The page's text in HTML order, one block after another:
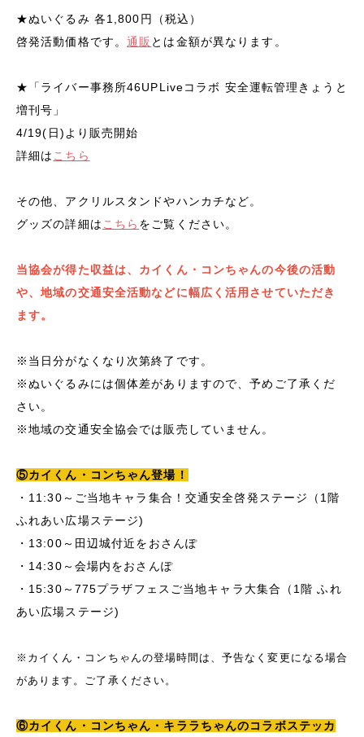
★ぬいぐるみ 各1,800円（税込）
啓発活動価格です。通販 とは金額が異なります。
★「ライバー事務所46UPLiveコラボ 安全運転管理きょうと
増刊号」
4/19(日)より販売開始
詳細は こちら
その他、アクリルスタンドやハンカチなど。
グッズの詳細は こちら をご覧ください。
当協会が得た収益は、カイくん・コンちゃんの今後の活動
や、地域の交通安全活動などに幅広く活用させていただき
ます。
※当日分がなくなり次第終了です。
※ぬいぐるみには個体差がありますので、予めご了承くだ
さい。
※地域の交通安全協会では販売していません。
⑤カイくん・コンちゃん登場！
・11:30～ご当地キャラ集合！交通安全啓発ステージ（1階
ふれあい広場ステージ)
・13:00～田辺城付近をおさんぽ
・14:30～会場内をおさんぽ
・15:30～775プラザフェスご当地キャラ大集合（1階 ふれ
あい広場ステージ)
※カイくん・コンちゃんの登場時間は、予告なく変更になる場合
があります。ご了承ください。
⑥カイくん・コンちゃん・キララちゃんのコラボステッカ